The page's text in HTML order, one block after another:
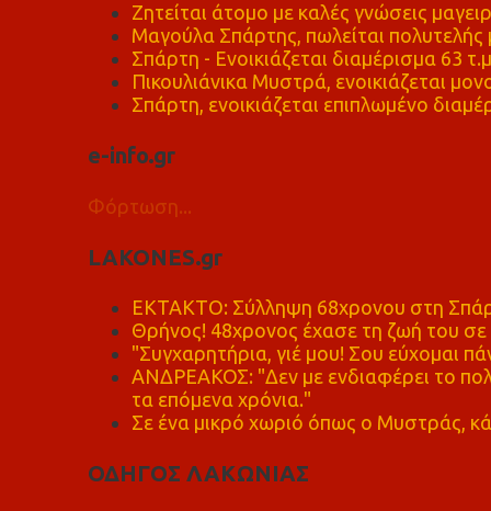
Ζητείται άτομο με καλές γνώσεις
Μαγούλα Σπάρτης, πωλείται πολυτελής
Σπάρτη - Ενοικιάζεται διαμέρισμα 63 τ.μ
Πικουλιάνικα Μυστρά, ενοικιάζεται
Σπάρτη, ενοικιάζεται επιπλωμένο
e-info.gr
Φόρτωση...
LAKONES.gr
ΕΚΤΑΚΤΟ: Σύλληψη 68χρονου στη
Θρήνος! 48χρονος έχασε τη ζωή του
"Συγχαρητήρια, γιέ μου! Σου εύχομαι
ΑΝΔΡΕΑΚΟΣ: "Δεν με ενδιαφέρει το
τα επόμενα χρόνια."
Σε ένα μικρό χωριό όπως ο Μυστράς,
ΟΔΗΓΟΣ ΛΑΚΩΝΙΑΣ